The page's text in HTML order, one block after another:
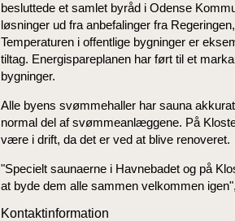
besluttede et samlet byråd i Odense
løsninger ud fra anbefalinger fra
Temperaturen i offentlige bygninger er
tiltag. Energispareplanen har ført til et
bygninger.
Alle byens svømmehaller har sauna
normal del af svømmeanlæggene. På
være i drift, da det er ved at blive renoveret.
"Specielt saunaerne i Havnebadet og på
at byde dem alle sammen velkommen
Kontaktinformation